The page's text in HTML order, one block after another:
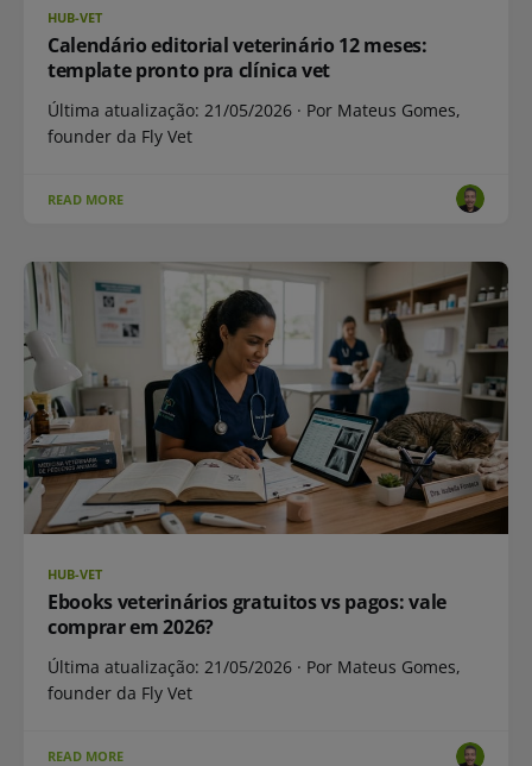
HUB-VET
Calendário editorial veterinário 12 meses:
template pronto pra clínica vet
Última atualização: 21/05/2026 · Por Mateus Gomes,
founder da Fly Vet
READ MORE
HUB-VET
Ebooks veterinários gratuitos vs pagos: vale
comprar em 2026?
Última atualização: 21/05/2026 · Por Mateus Gomes,
founder da Fly Vet
READ MORE